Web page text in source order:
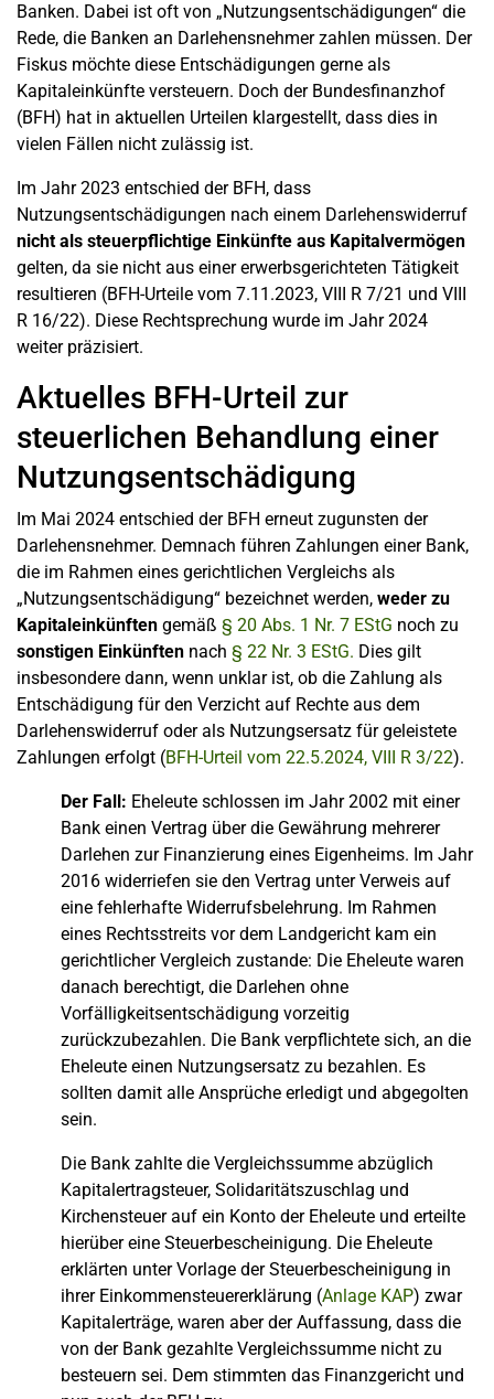
Banken. Dabei ist oft von „Nutzungsentschädigungen“ die
Rede, die Banken an Darlehensnehmer zahlen müssen. Der
Fiskus möchte diese Entschädigungen gerne als
Kapitaleinkünfte versteuern. Doch der Bundesfinanzhof
(BFH) hat in aktuellen Urteilen klargestellt, dass dies in
vielen Fällen nicht zulässig ist.
Im Jahr 2023 entschied der BFH, dass
Nutzungsentschädigungen nach einem Darlehenswiderruf
nicht als steuerpflichtige Einkünfte aus Kapitalvermögen
gelten, da sie nicht aus einer erwerbsgerichteten Tätigkeit
resultieren (BFH-Urteile vom 7.11.2023, VIII R 7/21 und VIII
R 16/22). Diese Rechtsprechung wurde im Jahr 2024
weiter präzisiert.
Aktuelles BFH-Urteil zur
steuerlichen Behandlung einer
Nutzungsentschädigung
Im Mai 2024 entschied der BFH erneut zugunsten der
Darlehensnehmer. Demnach führen Zahlungen einer Bank,
die im Rahmen eines gerichtlichen Vergleichs als
„Nutzungsentschädigung“ bezeichnet werden, weder zu
Kapitaleinkünften gemäß § 20 Abs. 1 Nr. 7 EStG noch zu
sonstigen Einkünften nach § 22 Nr. 3 EStG. Dies gilt
insbesondere dann, wenn unklar ist, ob die Zahlung als
Entschädigung für den Verzicht auf Rechte aus dem
Darlehenswiderruf oder als Nutzungsersatz für geleistete
Zahlungen erfolgt (BFH-Urteil vom 22.5.2024, VIII R 3/22).
Der Fall: Eheleute schlossen im Jahr 2002 mit einer
Bank einen Vertrag über die Gewährung mehrerer
Darlehen zur Finanzierung eines Eigenheims. Im Jahr
2016 widerriefen sie den Vertrag unter Verweis auf
eine fehlerhafte Widerrufsbelehrung. Im Rahmen
eines Rechtsstreits vor dem Landgericht kam ein
gerichtlicher Vergleich zustande: Die Eheleute waren
danach berechtigt, die Darlehen ohne
Vorfälligkeitsentschädigung vorzeitig
zurückzubezahlen. Die Bank verpflichtete sich, an die
Eheleute einen Nutzungsersatz zu bezahlen. Es
sollten damit alle Ansprüche erledigt und abgegolten
sein.
Die Bank zahlte die Vergleichssumme abzüglich
Kapitalertragsteuer, Solidaritätszuschlag und
Kirchensteuer auf ein Konto der Eheleute und erteilte
hierüber eine Steuerbescheinigung. Die Eheleute
erklärten unter Vorlage der Steuerbescheinigung in
ihrer Einkommensteuererklärung (Anlage KAP) zwar
Kapitalerträge, waren aber der Auffassung, dass die
von der Bank gezahlte Vergleichssumme nicht zu
besteuern sei. Dem stimmten das Finanzgericht und